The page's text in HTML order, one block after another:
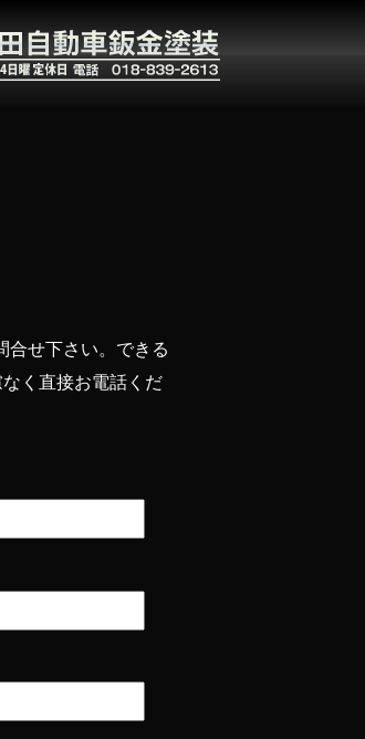
合せ下さい。できる
く直接お電話くだ